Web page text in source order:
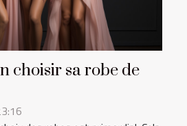
choisir sa robe de